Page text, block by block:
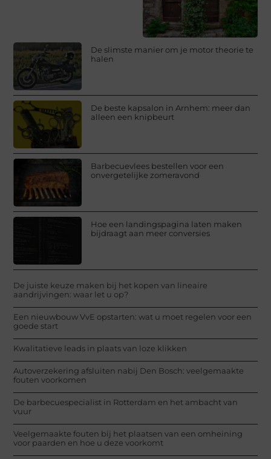
De slimste manier om je motor theorie te
halen
De beste kapsalon in Arnhem: meer dan
alleen een knipbeurt
Barbecuevlees bestellen voor een
onvergetelijke zomeravond
Hoe een landingspagina laten maken
bijdraagt aan meer conversies
De juiste keuze maken bij het kopen van lineaire
aandrijvingen: waar let u op?
Een nieuwbouw VvE opstarten: wat u moet regelen voor een
goede start
Kwalitatieve leads in plaats van loze klikken
Autoverzekering afsluiten nabij Den Bosch: veelgemaakte
fouten voorkomen
De barbecuespecialist in Rotterdam en het ambacht van
vuur
Veelgemaakte fouten bij het plaatsen van een omheining
voor paarden en hoe u deze voorkomt